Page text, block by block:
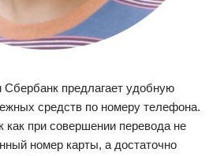
предлагает удобную
средств по номеру телефона.
как при совершении перевода не
номер карты, а достаточно